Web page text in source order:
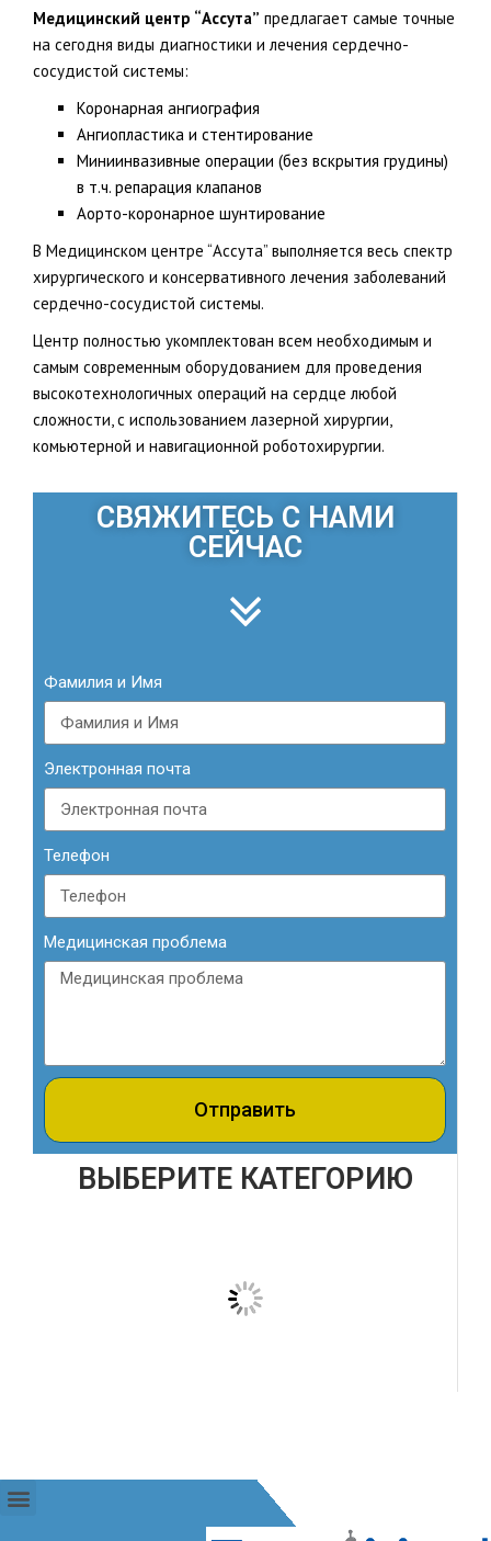
Медицинский центр “Ассута” предлагает самые точные
на сегодня виды диагностики и лечения сердечно-
сосудистой системы:
Коронарная ангиография
Ангиопластика и стентирование
Миниинвазивные операции (без вскрытия грудины)
в т.ч. репарация клапанов
Аорто-коронарное шунтирование
В Медицинском центре “Ассута” выполняется весь спектр
хирургического и консервативного лечения заболеваний
сердечно-сосудистой системы.
Центр полностью укомплектован всем необходимым и
самым современным оборудованием для проведения
высокотехнологичных операций на сердце любой
сложности, с использованием лазерной хирургии,
комьютерной и навигационной роботохирургии.
СВЯЖИТЕСЬ С НАМИ
СЕЙЧАС
Фамилия и Имя
Электронная почта
Телефон
Медицинская проблема
Отправить
ВЫБЕРИТЕ КАТЕГОРИЮ